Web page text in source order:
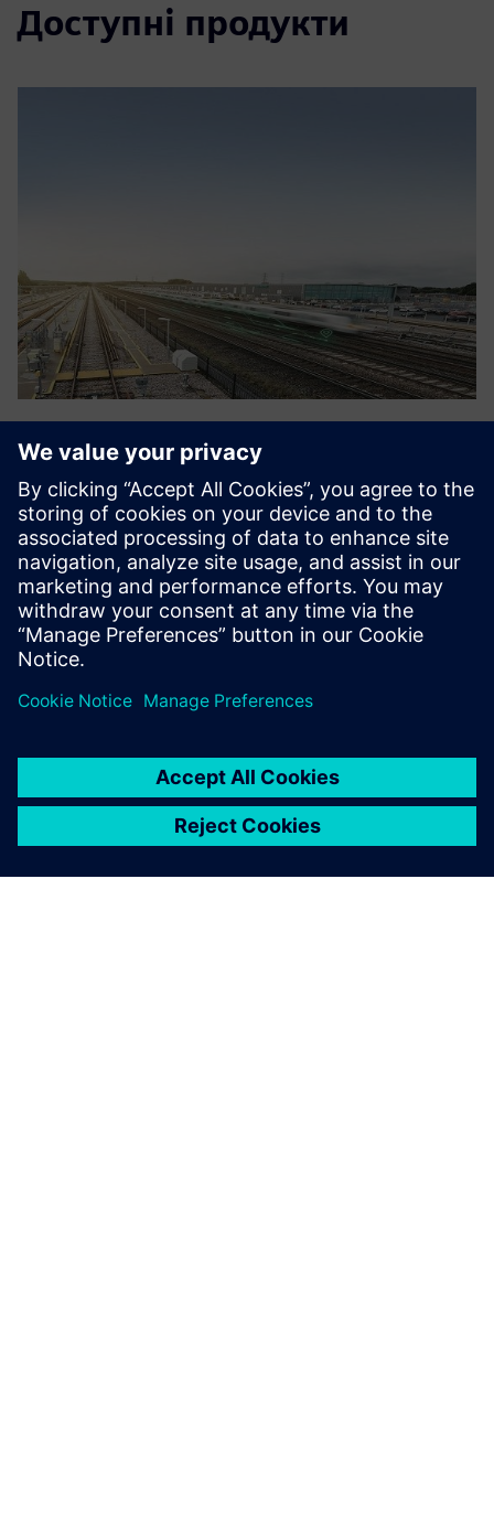
Доступні продукти
RazorSecure Delta
RazorSecure пропонує продукти та послуги для
підвищення кібербезпеки залізниць шляхом захисту
мереж та моніторингу ключових систем. RazorSecure
забезпечує це завдяки гнучкому підходу до
кібербезпеки, розробленому спеціально для ру...
Докладніше